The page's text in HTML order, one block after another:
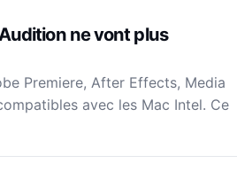
ne vont plus
Premiere, After Effects, Media
avec les Mac Intel. Ce